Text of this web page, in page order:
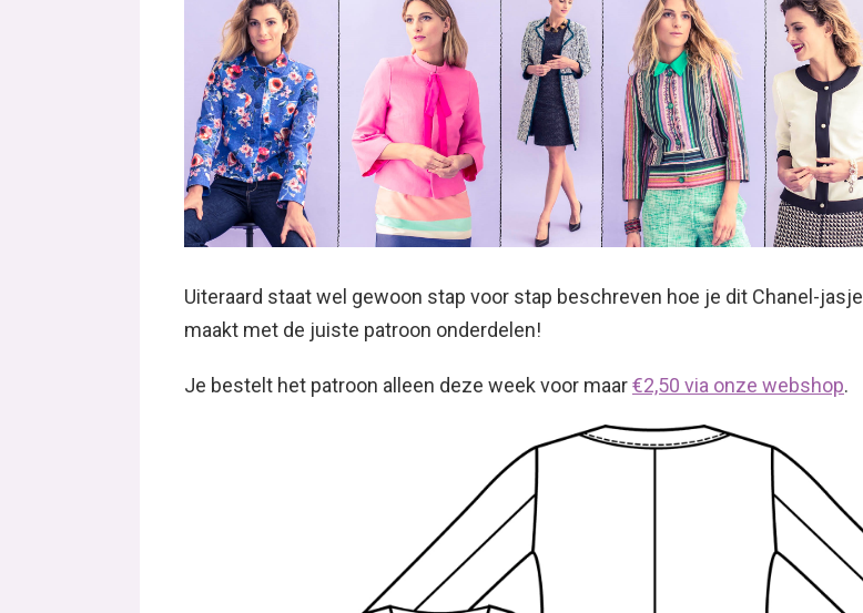
Uiteraard staat wel gewoon stap voor stap beschreven hoe je dit Chanel-jasje
maakt met de juiste patroon onderdelen!
Je bestelt het patroon alleen deze week voor maar€2,50 via onze webshop.